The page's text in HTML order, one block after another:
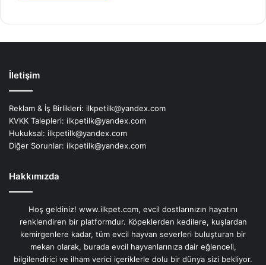
İletişim
Reklam & İş Birlikleri: ilkpetilk@yandex.com
KVKK Talepleri: ilkpetilk@yandex.com
Hukuksal: ilkpetilk@yandex.com
Diğer Sorunlar: ilkpetilk@yandex.com
Hakkımızda
Hoş geldiniz! www.ilkpet.com, evcil dostlarınızın hayatını
renklendiren bir platformdur. Köpeklerden kedilere, kuşlardan
kemirgenlere kadar, tüm evcil hayvan severleri buluşturan bir
mekan olarak, burada evcil hayvanlarınıza dair eğlenceli,
bilgilendirici ve ilham verici içeriklerle dolu bir dünya sizi bekliyor.